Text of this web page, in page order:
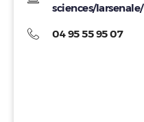
sciences/larsenale/
04 95 55 95 07